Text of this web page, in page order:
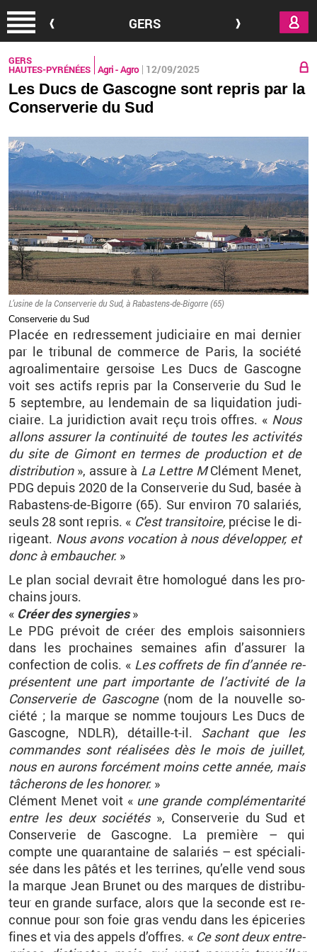
GERS
GERS
HAUTES-PYRÉNÉES Agri - Agro 12/09/2025
Les Ducs de Gascogne sont repris par la
Conserverie du Sud
L’usine de la Conser­ve­rie du Sud, à Ra­bas­tens-de-Bi­gorre (65)
Conser­ve­rie du Sud
Pla­cée en re­dres­se­ment ju­di­ciaire en mai der­nier
par le tri­bu­nal de com­merce de Paris, la so­ciété
agroa­li­men­taire ger­soise Les Ducs de Gas­cogne
voit ses ac­tifs re­pris par la Conser­ve­rie du Sud le
5 sep­tembre, au len­de­main de sa li­qui­da­tion ju­di­
ciaire. La ju­ri­dic­tion avait reçu trois offres. « Nous
al­lons as­su­rer la conti­nuité de toutes les ac­ti­vi­tés
du site de Gi­mont en termes de pro­duc­tion et de
dis­tri­bu­tion », as­sure à La Lettre MClé­ment Menet,
PDG de­puis 2020 de la Conser­ve­rie du Sud, basée à
Ra­bas­tens-de-Bi­gorre (65). Sur en­vi­ron 70 sa­la­riés,
seuls 28 sont re­pris. « C'est tran­si­toire,pré­cise le di­
ri­geant. Nous avons vo­ca­tion à nous dé­ve­lop­per, et
donc à em­bau­cher. »
Le plan so­cial de­vrait être ho­mo­lo­gué dans les pro­
chains jours.
« Créer des sy­ner­gies »
Le PDG pré­voit de créer des em­plois sai­son­niers
dans les pro­chaines se­maines afin d’as­su­rer la
confec­tion de colis. « Les cof­frets de fin d’an­née re­
pré­sentent une part im­por­tante de l’ac­ti­vité de la
Conser­ve­rie de Gas­cogne(nom de la nou­velle so­
ciété ; la marque se nomme tou­jours Les Ducs de
Gas­cogne, NDLR), dé­taille-t-il. Sa­chant que les
com­mandes sont réa­li­sées dès le mois de juillet,
nous en au­rons for­cé­ment moins cette année, mais
tâ­che­rons de les ho­no­rer. »
Clé­ment Menet voit « une grande com­plé­men­ta­rité
entre les deux so­cié­tés », Conser­ve­rie du Sud et
Conser­ve­rie de Gas­cogne. La pre­mière –
qui
compte une qua­ran­taine de sa­la­riés – est spé­cia­li­
sée dans les pâtés et les ter­rines, qu’elle vend sous
la marque Jean Bru­net ou des marques de dis­tri­bu­
teur en grande sur­face, alors que la se­conde est re­
con­nue pour son foie gras vendu dans les épi­ce­ries
fines et via des ap­pels d’offres. « Ce sont deux en­tre­